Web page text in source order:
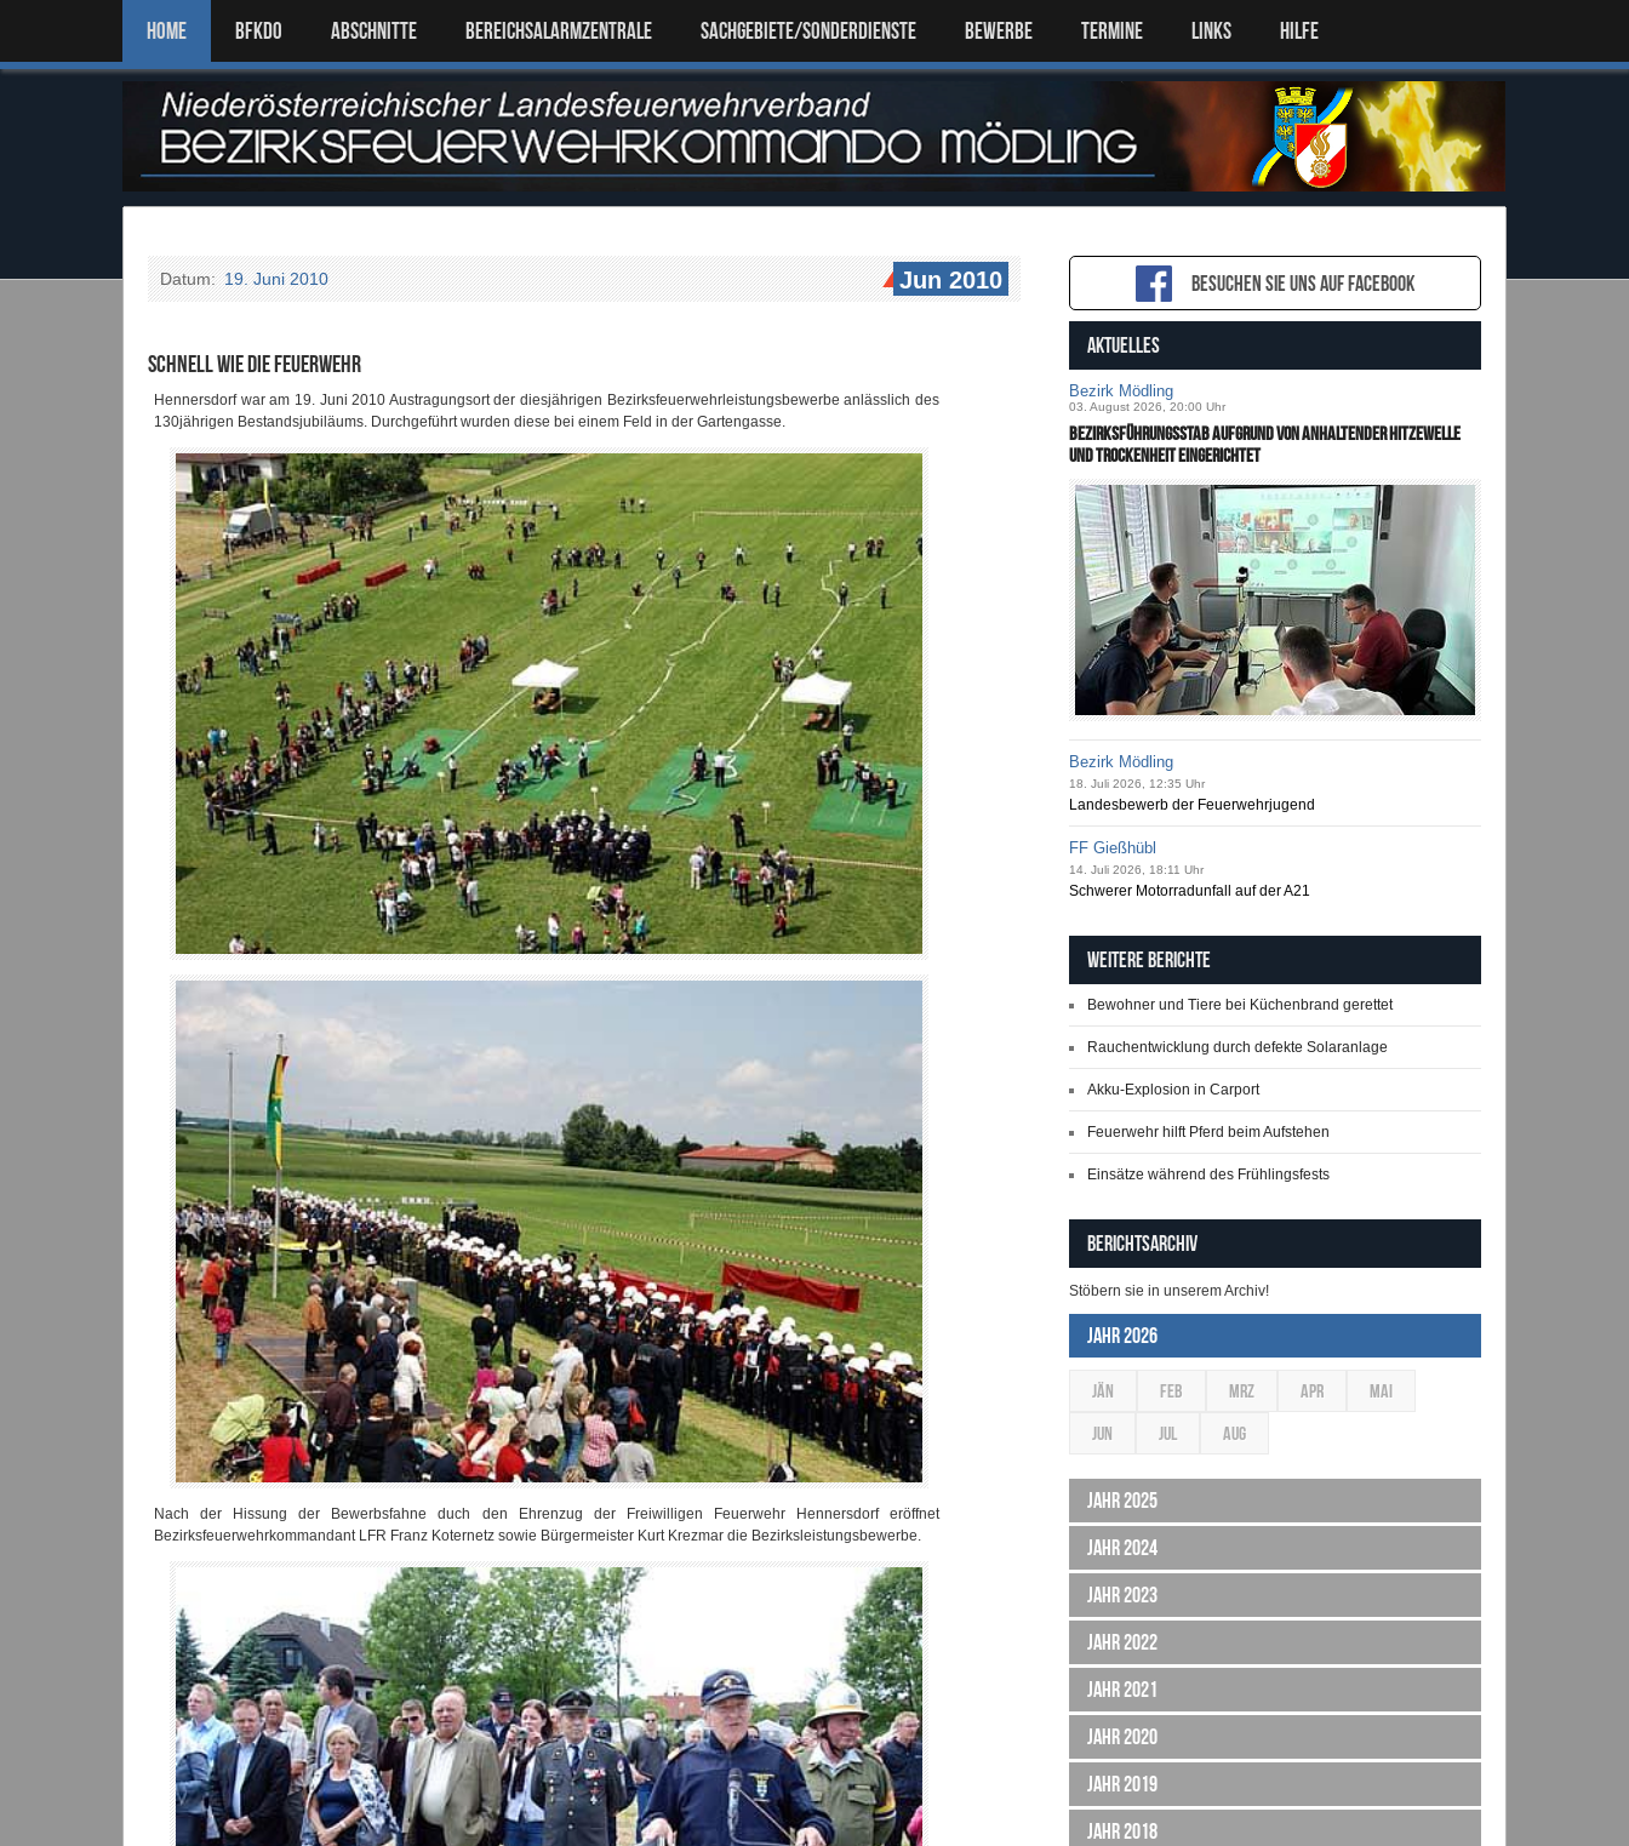
Home BFKDO ABSCHNITTE BEREICHSALARMZENTRALE SACHGEBIETE/SONDERDIENSTE Bewerbe TERMINE LINKS HILFE
Datum:19. Juni 2010 Jun 2010
Schnell wie die Feuerwehr
Hennersdorf war am 19. Juni 2010 Austragungsort der diesjährigen Bezirksfeuerwehrleistungsbewerbe anlässlich des
130jährigen Bestandsjubiläums. Durchgeführt wurden diese bei einem Feld in der Gartengasse.
Nach der Hissung der Bewerbsfahne duch den Ehrenzug der Freiwilligen Feuerwehr Hennersdorf eröffnet
Bezirksfeuerwehrkommandant LFR Franz Koternetz sowie Bürgermeister Kurt Krezmar die Bezirksleistungsbewerbe.
Besuchen sie uns auf Facebook
AKTUELLES
Bezirk Mödling
03. August 2026, 20:00 Uhr
Bezirksführungsstab aufgrund von anhaltender Hitzewelle
und Trockenheit eingerichtet
Bezirk Mödling
18. Juli 2026, 12:35 Uhr
Landesbewerb der Feuerwehrjugend
FF Gießhübl
14. Juli 2026, 18:11 Uhr
Schwerer Motorradunfall auf der A21
Weitere Berichte
Bewohner und Tiere bei Küchenbrand gerettet
Rauchentwicklung durch defekte Solaranlage
Akku-Explosion in Carport
Feuerwehr hilft Pferd beim Aufstehen
Einsätze während des Frühlingsfests
Berichtsarchiv
Stöbern sie in unserem Archiv!
Jahr 2026
JÄN FEB MRZ APR MAI
JUN JUL AUG
Jahr 2025
Jahr 2024
Jahr 2023
Jahr 2022
Jahr 2021
Jahr 2020
Jahr 2019
Jahr 2018